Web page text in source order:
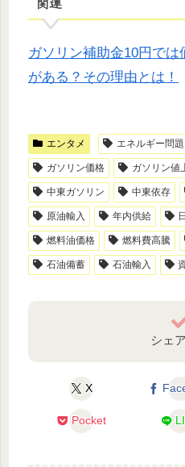
ガソリン補助金10円で
がある？その理由とは！
エンタメ エネルギー問題
ガソリン価格 ガソリン値
中東ガソリン 中東依存
原油輸入 年内供給
燃料油価格 燃料費高騰
石油備蓄 石油輸入
シェ
X
Pocket